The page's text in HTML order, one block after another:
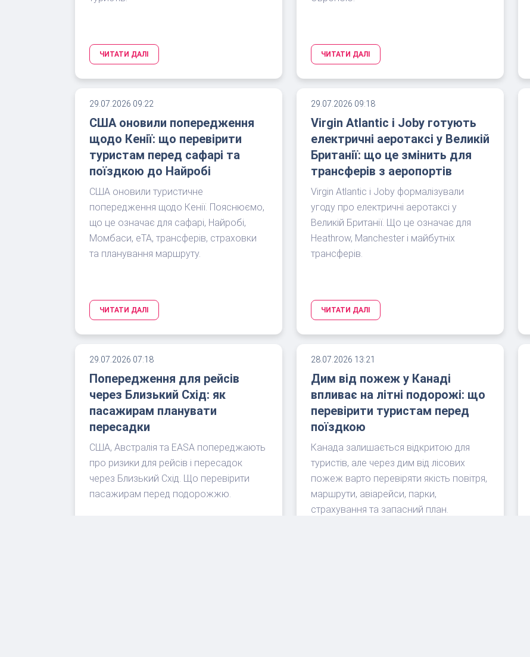
ЧИТАТИ ДАЛІ ЧИТАТИ ДАЛІ
29.07.2026 09:22
США оновили попередження
щодо Кенії: що перевірити
туристам перед сафарі та
поїздкою до Найробі
США оновили туристичне
попередження щодо Кенії. Пояснюємо,
що це означає для сафарі, Найробі,
Момбаси, eTA, трансферів, страховки
та планування маршруту.
ЧИТАТИ ДАЛІ
29.07.2026 09:18
Virgin Atlantic і Joby готують
електричні аеротаксі у Великій
Британії: що це змінить для
трансферів з аеропортів
Virgin Atlantic і Joby формалізували
угоду про електричні аеротаксі у
Великій Британії. Що це означає для
Heathrow, Manchester і майбутніх
трансферів.
ЧИТАТИ ДАЛІ
29.07.2026 07:18
Попередження для рейсів
через Близький Схід: як
пасажирам планувати
пересадки
США, Австралія та EASA попереджають
про ризики для рейсів і пересадок
через Близький Схід. Що перевірити
пасажирам перед подорожжю.
28.07.2026 13:21
Дим від пожеж у Канаді
впливає на літні подорожі: що
перевірити туристам перед
поїздкою
Канада залишається відкритою для
туристів, але через дим від лісових
пожеж варто перевіряти якість повітря,
маршрути, авіарейси, парки,
страхування та запасний план.